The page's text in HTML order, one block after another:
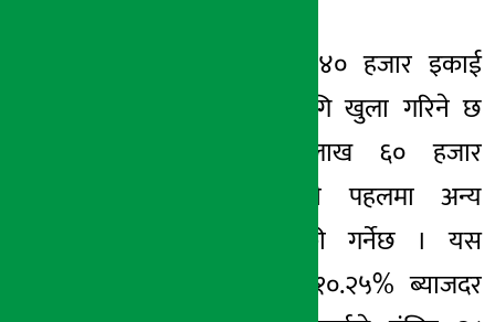
जसमध्ये ६ लाख ४० हजार इकाई
सर्वसाधारणका लागि खुला गरिने छ
भने बाँकी ९ लाख ६० हजार
इकाईबैंकले आफ्नै पहलमा अन्य
संघसंस्थालाई बिक्री गर्नेछ । यस
ऋणपत्रमा वार्षिक १०.२५% ब्याजदर